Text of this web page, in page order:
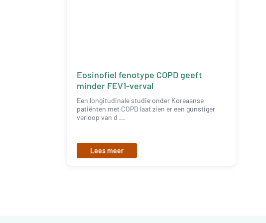
Eosinofiel fenotype COPD geeft
minder FEV1-verval
Een longitudinale studie onder Koreaanse
patiënten met COPD laat zien er een gunstiger
verloop van d ...
Lees meer